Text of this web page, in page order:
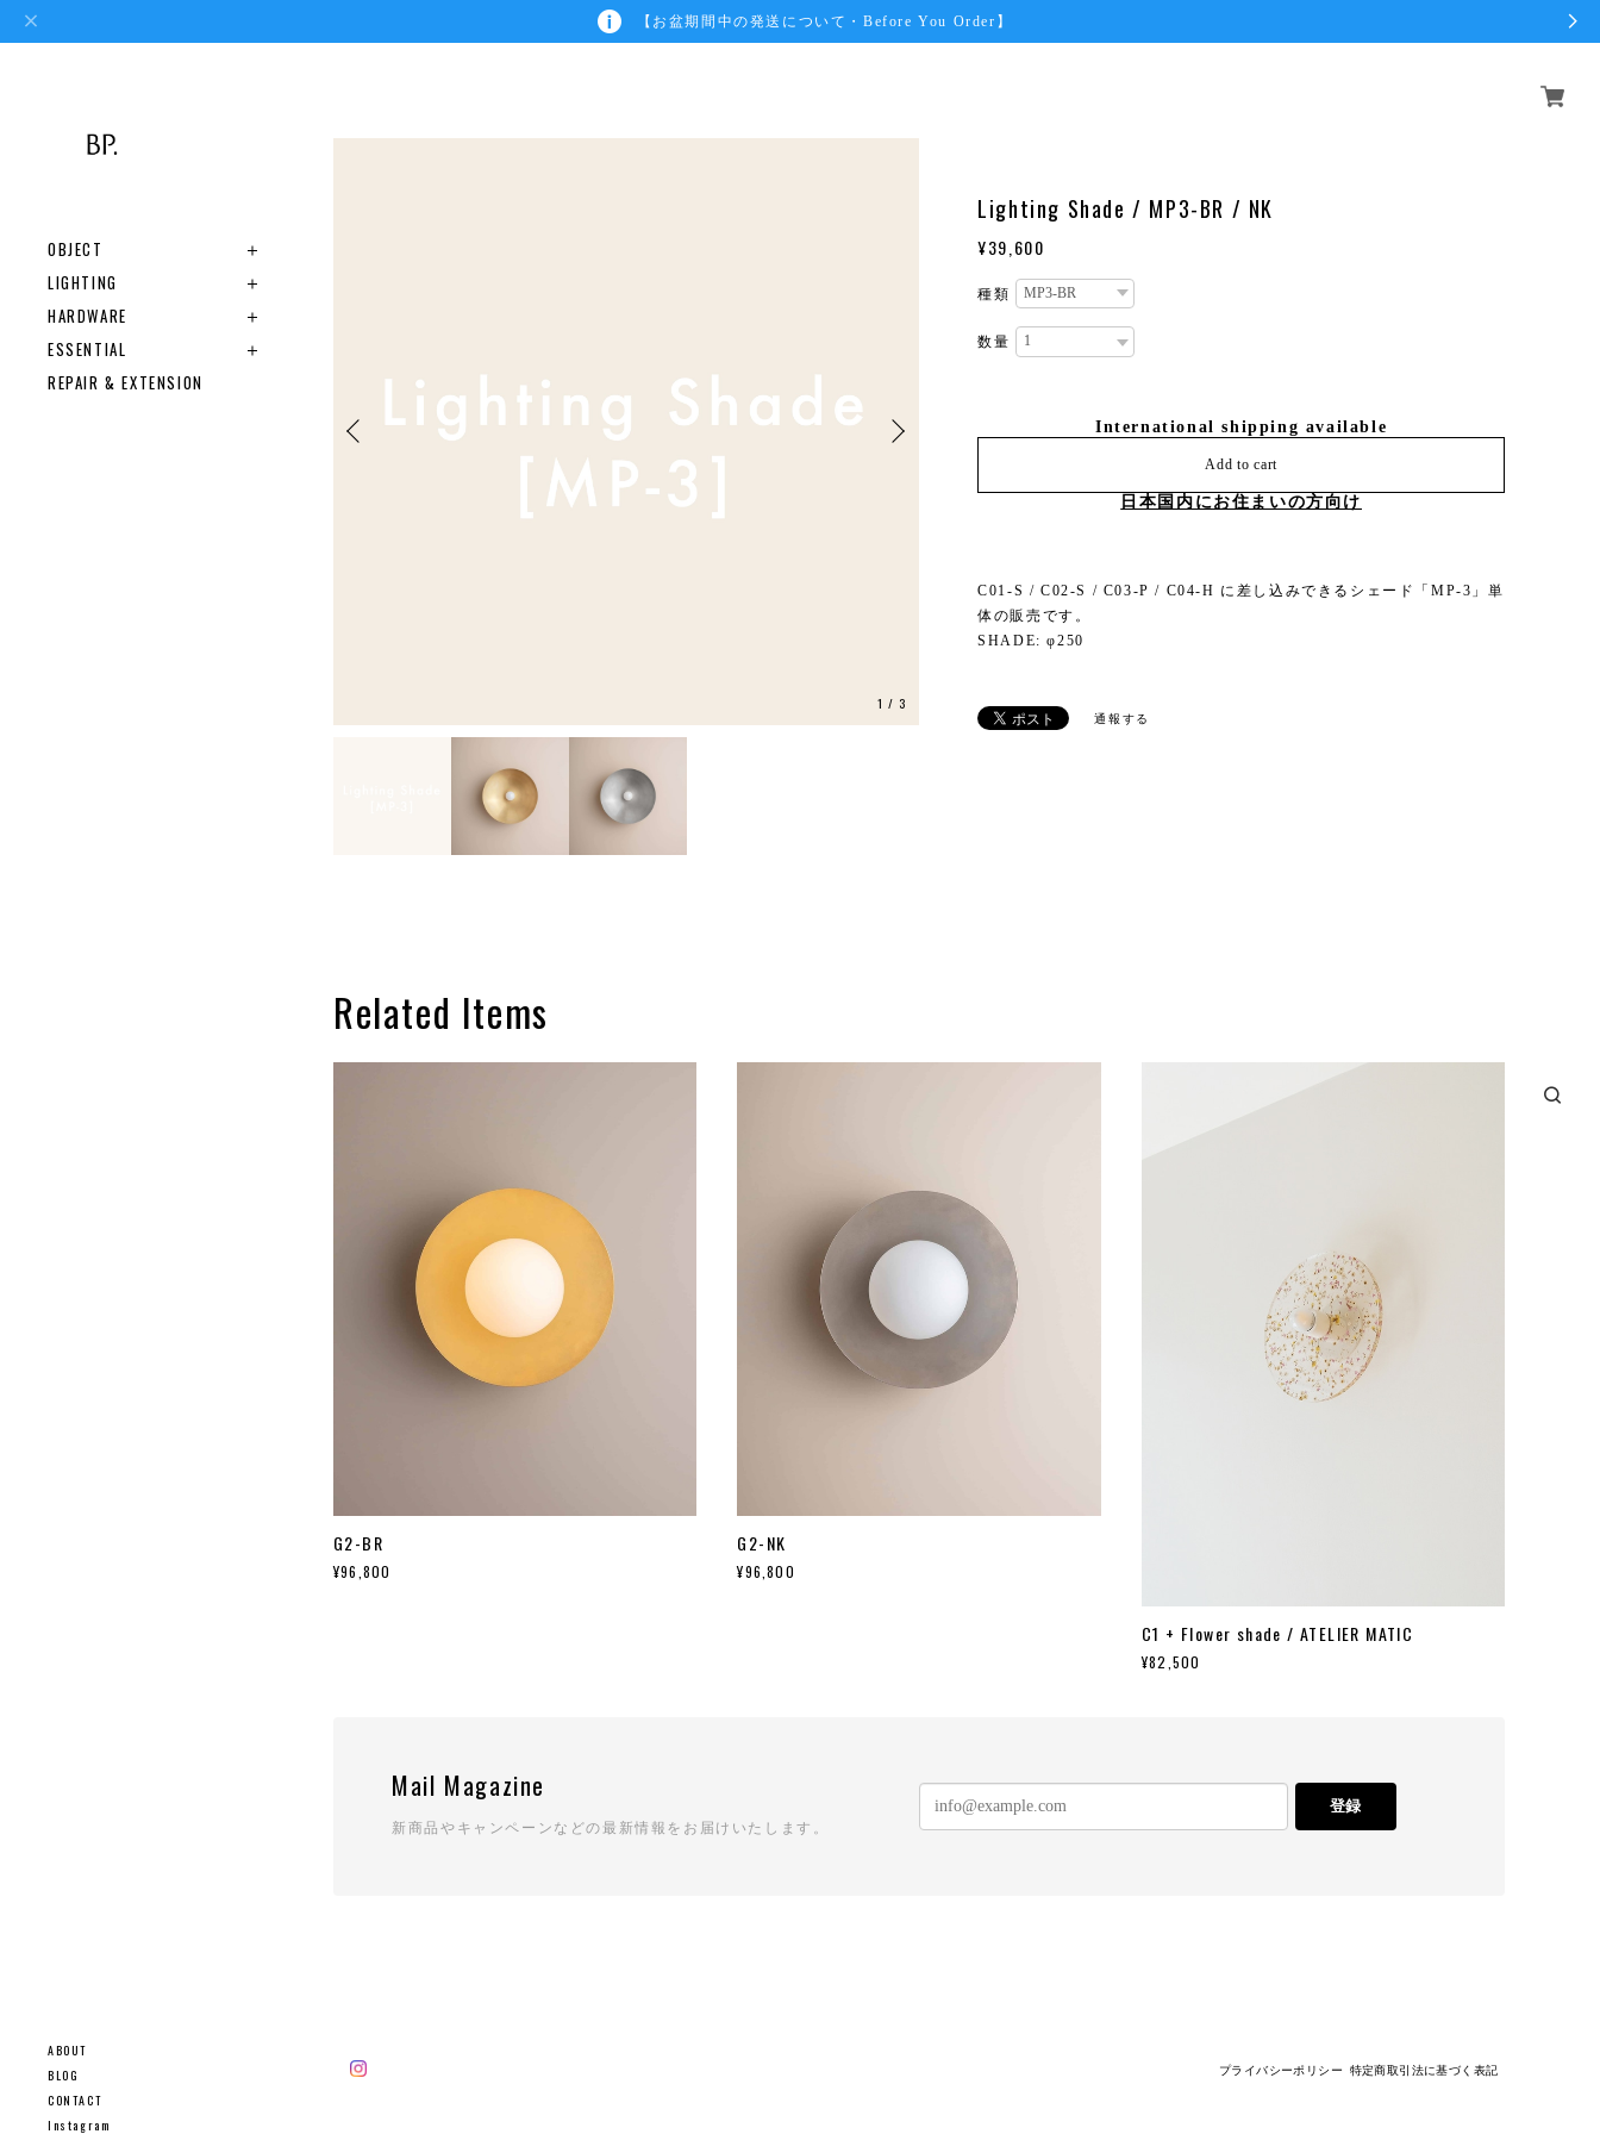
【お盆期間中の発送について・Before You Order】
OBJECT
LIGHTING
HARDWARE
ESSENTIAL
REPAIR & EXTENSION
ABOUT
BLOG
CONTACT
Instagram
1 / 3
Lighting Shade / MP3-BR / NK
¥39,600
種類
数量
International shipping available
Add to cart
日本国内にお住まいの方向け
C01-S / C02-S / C03-P / C04-H に差し込みできるシェード「MP-3」単
体の販売です。
SHADE: φ250
通報する
Related Items
G2-BR
¥96,800
G2-NK
¥96,800
C1 + Flower shade / ATELIER MATIC
¥82,500
Mail Magazine
新商品やキャンペーンなどの最新情報をお届けいたします。
登録
プライバシーポリシー 特定商取引法に基づく表記